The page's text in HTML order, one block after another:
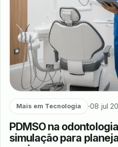
Mais em Tecnologia 08 jul
PDMSO na
simulação para